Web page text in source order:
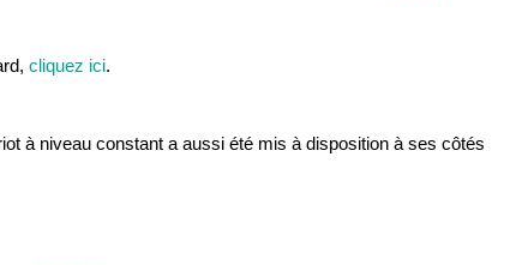
cliquez ici.
à niveau constant a aussi été mis à disposition à ses côtés